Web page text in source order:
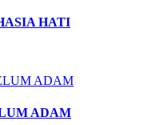
HATI
ADAM